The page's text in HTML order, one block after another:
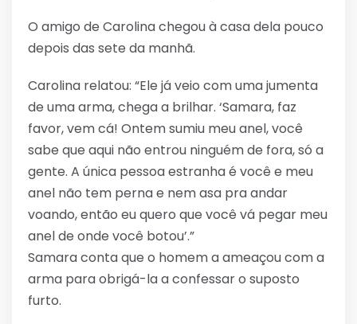
O amigo de Carolina chegou à casa dela pouco
depois das sete da manhã.
Carolina relatou: “Ele já veio com uma jumenta
de uma arma, chega a brilhar. ‘Samara, faz
favor, vem cá! Ontem sumiu meu anel, você
sabe que aqui não entrou ninguém de fora, só a
gente. A única pessoa estranha é você e meu
anel não tem perna e nem asa pra andar
voando, então eu quero que você vá pegar meu
anel de onde você botou’.”
Samara conta que o homem a ameaçou com a
arma para obrigá-la a confessar o suposto
furto.